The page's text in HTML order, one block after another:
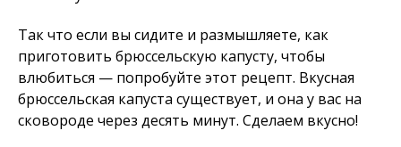
Так что если вы сидите и размышляете, как
приготовить брюссельскую капусту, чтобы
влюбиться — попробуйте этот рецепт. Вкусная
брюссельская капуста существует, и она у вас на
сковороде через десять минут. Сделаем вкусно!